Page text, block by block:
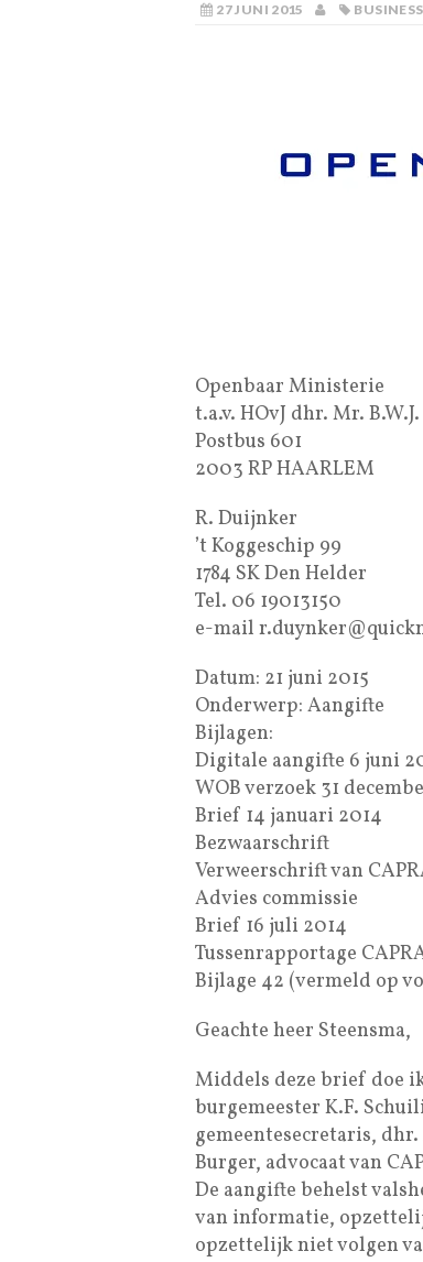
27 JUNI 2015
Openbaar Ministerie
t.a.v. HOvJ dhr. Mr.
Postbus 601
2003 RP HAARLEM
R. Duijnker
’t Koggeschip 99
1784 SK Den Helder
Tel. 06 19013150
e-mail
Datum: 21 juni 2015
Onderwerp: Aangifte
Bijlagen:
Digitale aangifte 6 juni
WOB verzoek 31
Brief 14 januari 2014
Bezwaarschrift
Verweerschrift van
Advies commissie
Brief 16 juli 2014
Tussenrapportage
Bijlage 42 (vermeld op
Geachte heer Steensma,
Middels deze brief doe
burgemeester K.F.
gemeentesecretaris,
Burger, advocaat van
De aangifte behelst
van informatie,
opzettelijk niet volgen